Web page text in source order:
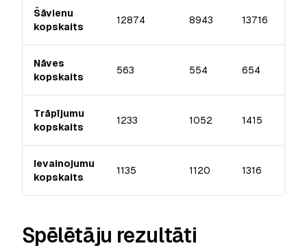
Šāvienu
kopskaits
12874 8943 13716
Nāves
kopskaits
563 554 654
Trāpījumu
kopskaits
1233 1052 1415
Ievainojumu
kopskaits
1135 1120 1316
Spēlētāju rezultāti